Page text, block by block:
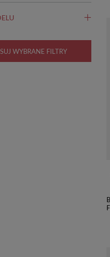
WYBRANE FILTRY